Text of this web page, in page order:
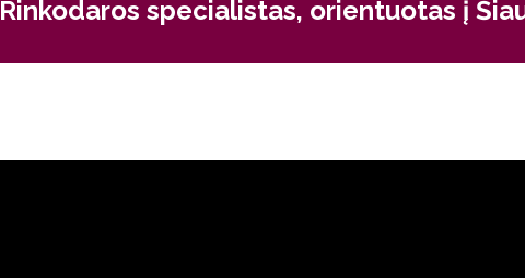
Rinkodaros specialistas, orientuotas į